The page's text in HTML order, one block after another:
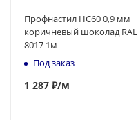
Профнастил НС60 0,9 мм
коричневый шоколад RAL
8017 1м
Под заказ
1 287 ₽/м